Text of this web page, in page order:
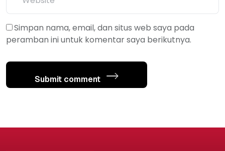
Simpan nama, email, dan situs web saya pada
peramban ini untuk komentar saya berikutnya.
Submit comment